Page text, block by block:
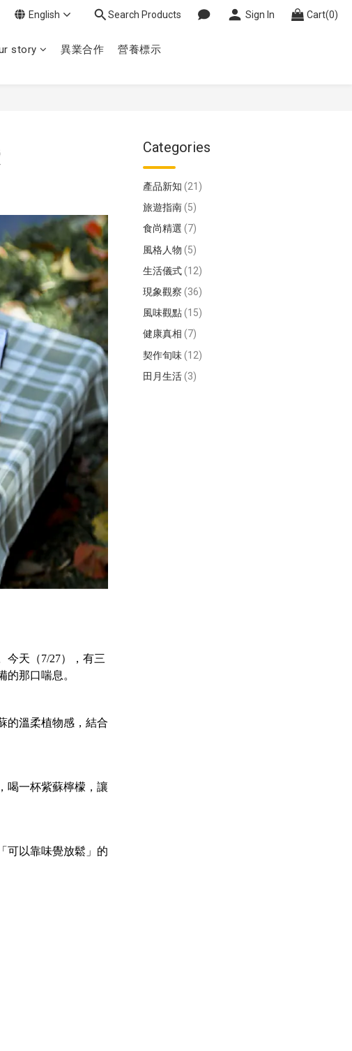
English Search Products Sign In Cart(0)
story 異業合作 營養標示
今天（7/27），有三
那口喘息。
的溫柔植物感，結合
喝一杯紫蘇檸檬，讓
可以靠味覺放鬆」的
Categories
產品新知 (21)
旅遊指南(5)
食尚精選 (7)
風格人物 (5)
生活儀式(12)
現象觀察 (36)
風味觀點(15)
健康真相 (7)
契作旬味(12)
田月生活(3)